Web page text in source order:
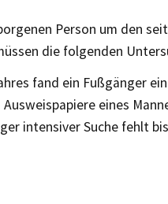
Person um den
die folgenden
fand ein Fußgänger
Ausweispapiere eines
intensiver Suche fehlt